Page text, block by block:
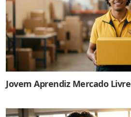
Jovem Aprendiz Mercado Livre